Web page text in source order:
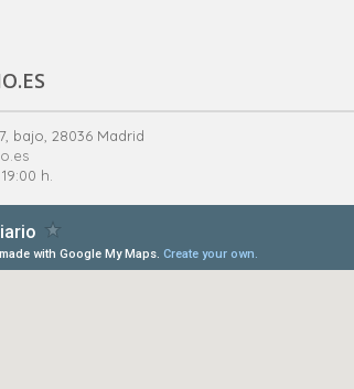
bajo, 28036 Madrid
h.